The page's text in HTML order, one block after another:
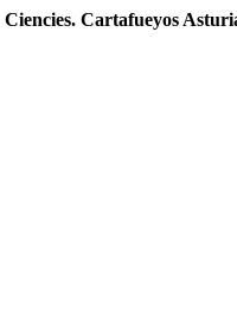
Ciencies. Cartafueyos